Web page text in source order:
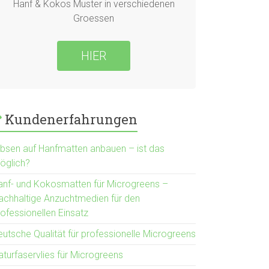
Hanf & Kokos Muster in verschiedenen
Groessen
HIER
Kundenerfahrungen
auf Hanfmatten anbauen – ist das
und Kokosmatten für Microgreens –
Anzuchtmedien für den
Einsatz
Qualität für professionelle Microgreens
für Microgreens